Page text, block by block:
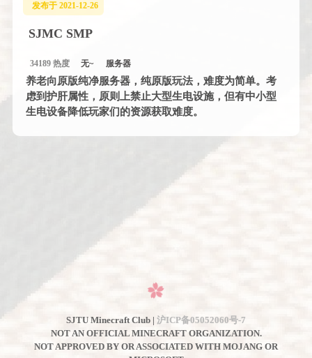
发布于 2021-12-26
SJMC SMP
34189 热度 无~ 服务器
养老向原版纯净服务器，纯原版玩法，难度为简单。考
虑到护肝属性，原则上禁止大型生电设施，但有中小型
生电设备降低玩家们的资源获取难度。
SJTU Minecraft Club | 沪ICP备05052060号-7
NOT AN OFFICIAL MINECRAFT ORGANIZATION.
NOT APPROVED BY OR ASSOCIATED WITH MOJANG OR